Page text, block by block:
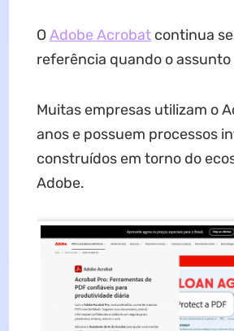
OAdobe Acrobatcontinua
referência quando o assunto
Muitas empresas utilizam o
anos e possuem processos
construídos em torno do
Adobe.